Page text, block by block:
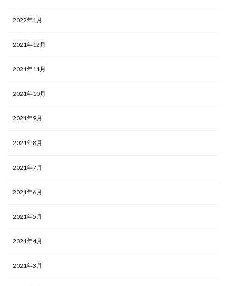
2022年1月
2021年12月
2021年11月
2021年10月
2021年9月
2021年8月
2021年7月
2021年6月
2021年5月
2021年4月
2021年3月